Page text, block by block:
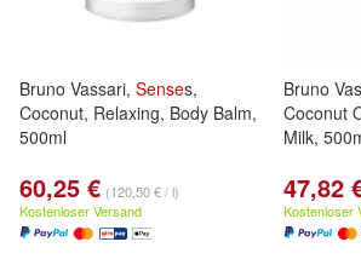
Bruno Vassari, Senses,
Coconut, Relaxing, Body Balm,
500ml
60,25 € (120,50 € / l)
Kostenloser Versand
Bruno
Coconut
Milk,
47,82
Kostenloser